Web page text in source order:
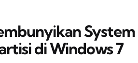
System
di Windows 7